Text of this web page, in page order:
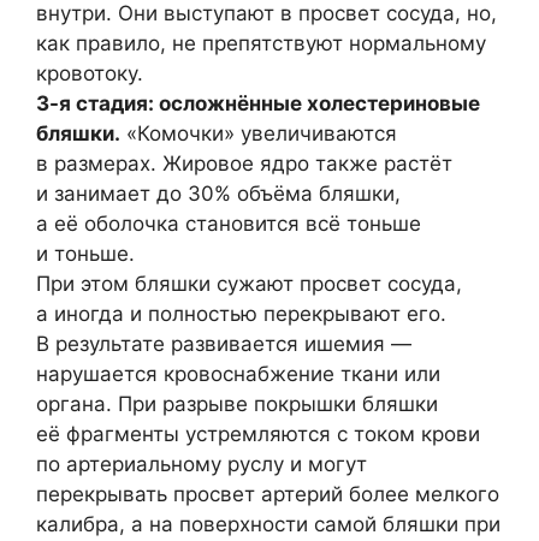
внутри. Они выступают в просвет сосуда, но,
как правило, не препятствуют нормальному
кровотоку.
3-я стадия: осложнённые холестериновые
бляшки. «Комочки» увеличиваются
в размерах. Жировое ядро также растёт
и занимает до 30% объёма бляшки,
а её оболочка становится всё тоньше
и тоньше.
При этом бляшки сужают просвет сосуда,
а иногда и полностью перекрывают его.
В результате развивается ишемия —
нарушается кровоснабжение ткани или
органа. При разрыве покрышки бляшки
её фрагменты устремляются с током крови
по артериальному руслу и могут
перекрывать просвет артерий более мелкого
калибра, а на поверхности самой бляшки при